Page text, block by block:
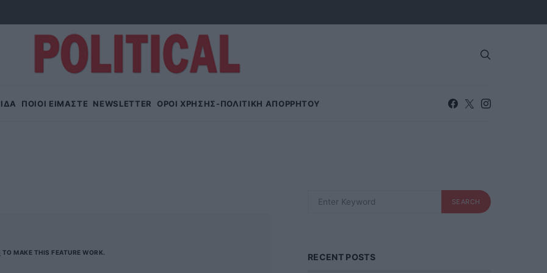
ΠΟΙΟΙ ΕΙΜΑΣΤΕ NEWSLETTER OΡΟΙ ΧΡΗΣΗΣ-ΠΟΛΙΤΙΚΗ ΑΠΟΡΡΗΤΟΥ
TO MAKE THIS FEATURE WORK.
FOR:
SEARCH
RECENT POSTS